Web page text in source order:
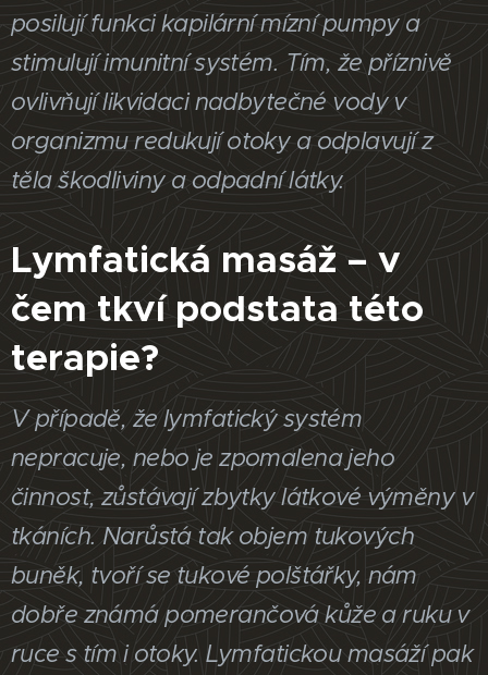
posilují funkci kapilární mízní pumpy a
stimulují imunitní systém. Tím, že příznivě
ovlivňují likvidaci nadbytečné vody v
organizmu redukují otoky a odplavují z
těla škodliviny a odpadní látky.
Lymfatická masáž – v
čem tkví podstata této
terapie?
V případě, že lymfatický systém
nepracuje, nebo je zpomalena jeho
činnost, zůstávají zbytky látkové výměny v
tkáních. Narůstá tak objem tukových
buněk, tvoří se tukové polštářky, nám
dobře známá pomerančová kůže a ruku v
ruce s tím i otoky. Lymfatickou masáží pak